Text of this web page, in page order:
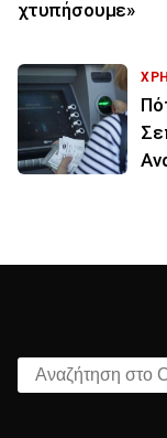
χτυπήσουμε»
Αναζήτηση στο